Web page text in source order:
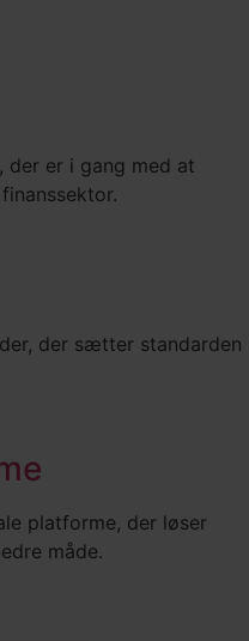
der er i gang med at
der sætter standarden
platforme, der løser
måde.